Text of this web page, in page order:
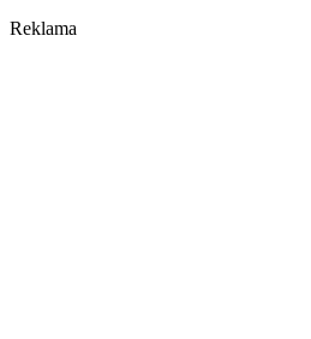
Reklama